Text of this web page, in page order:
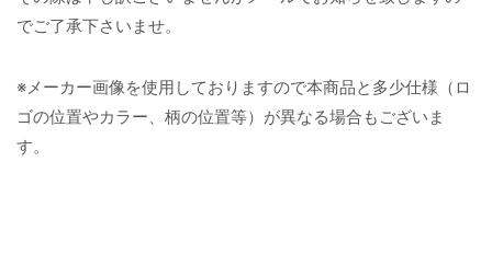
でご了承下さいませ。
※メーカー画像を使用しておりますので本商品と多少仕様（ロ
ゴの位置やカラー、柄の位置等）が異なる場合もございま
す。